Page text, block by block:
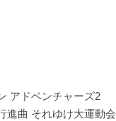
アドベンチャーズ2
進曲 それゆけ大運動会